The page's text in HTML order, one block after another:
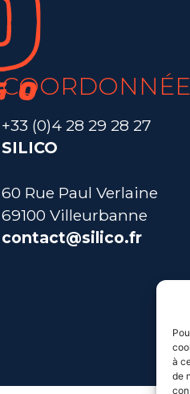
à
de
+33 (0)4 28 29 28 27
SILICO
60 Rue Paul Verlaine
69100 Villeurbanne
contact@silico.fr